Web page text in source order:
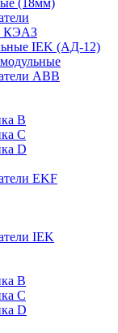
КЭАЗ
IEK (АД-12)
ABB
B
C
D
EKF
IEK
B
C
D